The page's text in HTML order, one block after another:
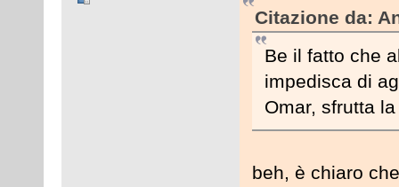
Citazione da:
Be il fatto che
impedisca di
Omar, sfrutta
beh, è chiaro